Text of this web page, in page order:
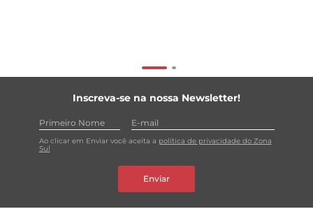
Inscreva-se na nossa Newsletter!
Ao clicar em Enviar você aceita a política de privacidade do Zona
Sul
Enviar